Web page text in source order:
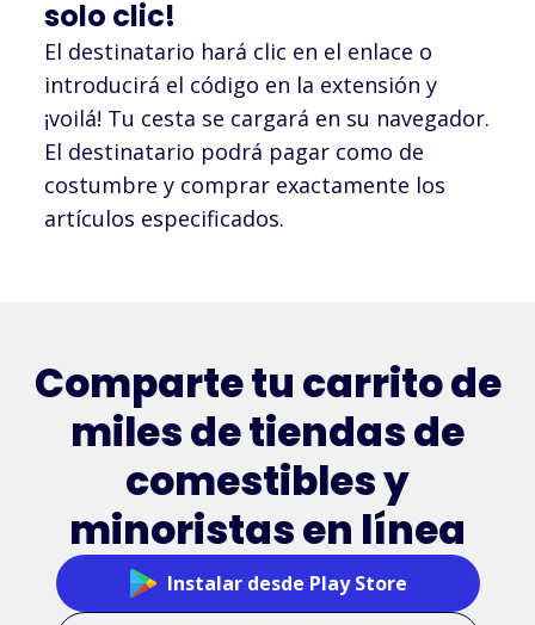
solo clic!
El destinatario hará clic en el enlace o
introducirá el código en la extensión y
¡voilá! Tu cesta se cargará en su navegador.
El destinatario podrá pagar como de
costumbre y comprar exactamente los
artículos especificados.
Comparte tu carrito de
miles de tiendas de
comestibles y
minoristas en línea
Instalar desde Play Store
Emmiol
Garage
Clothing
MSC
Industrial
Rosie